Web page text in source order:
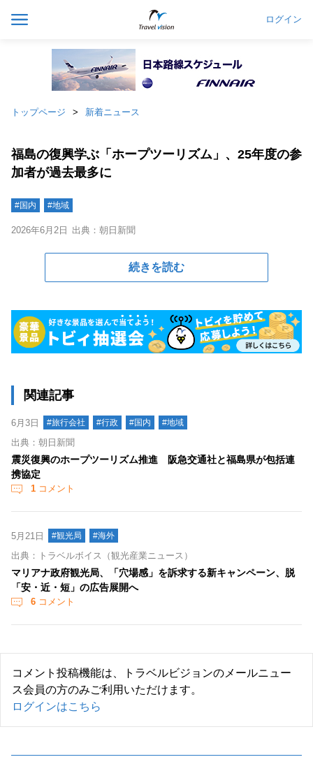
ログイン
トップページ 新着ニュース
福島の復興学ぶ「ホープツーリズム」、25年度の参
加者が過去最多に
#国内 #地域
2026年6月2日 出典：朝日新聞
続きを読む
関連記事
6月3日 #旅行会社 #行政 #国内 #地域
出典：朝日新聞
震災復興のホープツーリズム推進 阪急交通社と福島県が包括連
携協定
1 コメント
5月21日 #観光局 #海外
出典：トラベルボイス（観光産業ニュース）
マリアナ政府観光局、「穴場感」を訴求する新キャンペーン、脱
「安・近・短」の広告展開へ
6 コメント
コメント投稿機能は、トラベルビジョンのメールニュー
ス会員の方のみご利用いただけます。
ログインはこちら